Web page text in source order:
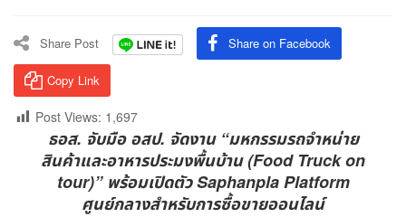
Share Post Share on Facebook
Copy Link
Post Views: 1,697
ธอส. จับมือ อสป. จัดงาน “มหกรรมรถจำหน่าย
สินค้าและอาหารประมงพื้นบ้าน (Food Truck on
tour)” พร้อมเปิดตัว Saphanpla Platform
ศูนย์กลางสำหรับการซื้อขายออนไลน์